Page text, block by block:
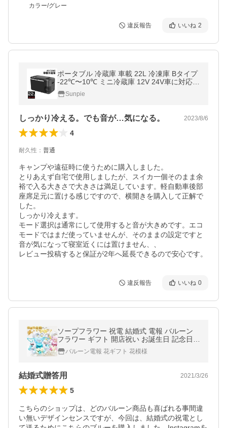
カラー/グレー
違反報告 いいね 2
ポータブル 冷蔵庫 車載 22L 冷凍庫 Bタイプ
-22℃〜10℃ ミニ冷蔵庫 12V 24V車に対応 A
C DC電源対応
Sunpie
しっかり冷える。でも音が…気になる。 2023/8/6
4
耐久性 ： 普通
キャンプや遠征時に使うために購入しました。
とりあえず自宅で使用しましたが、スイカ一個そのまま余
裕で入る大きさで大きさは満足しています。軽自動車後部
座席足元に置ける感じですので、横開きを購入して正解で
した。
しっかり冷えます。
モード選択は通常にして使用すると音が大きめです。エコ
モードではまだ使っていませんが、そのままの設定ですと
音が気になって寝室近くには置けません、、
レビュー投稿すると保証が2年へ延長できるので安心です。
違反報告 いいね 0
ソープフラワー 祝電 結婚式 電報 バルーン
フラワー ギフト 開店祝い お誕生日 記念日
造花バルーン電報 花ギフト 花模様
結婚式贈答用 2021/3/26
5
こちらのショップは、どのバルーン商品も喜ばれる事間違
い無いデザインセンスですが、今回は、結婚式の祝電とし